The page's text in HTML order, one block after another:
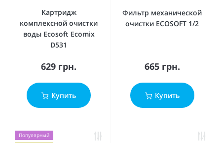
Картридж
комплексной очистки
воды Ecosoft Ecomix
D531
629 грн.
Купить
Фильтр механической
очистки ECOSOFT 1/2
665 грн.
Купить
Популярный